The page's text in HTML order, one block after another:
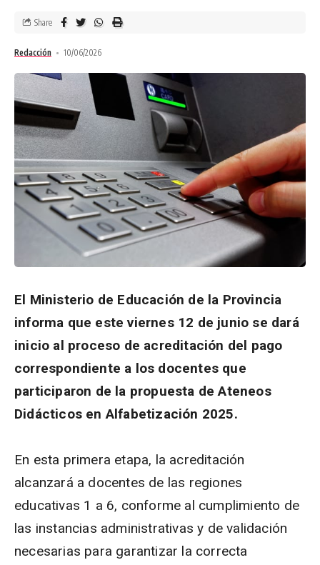
Redacción 10/06/2026
Share
El Ministerio de Educación de la Provincia
informa que este viernes 12 de junio se dará
inicio al proceso de acreditación del pago
correspondiente a los docentes que
participaron de la propuesta de Ateneos
Didácticos en Alfabetización 2025.
En esta primera etapa, la acreditación
alcanzará a docentes de las regiones
educativas 1 a 6, conforme al cumplimiento de
las instancias administrativas y de validación
necesarias para garantizar la correcta